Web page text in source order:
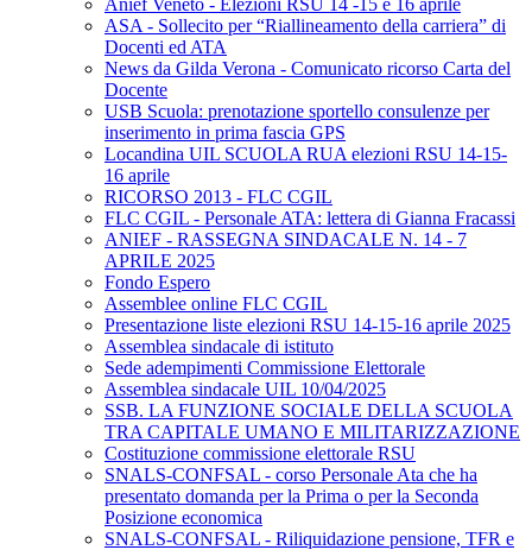
Anief Veneto - Elezioni RSU 14 -15 e 16 aprile
ASA - Sollecito per “Riallineamento della carriera” di
Docenti ed ATA
News da Gilda Verona - Comunicato ricorso Carta del
Docente
USB Scuola: prenotazione sportello consulenze per
inserimento in prima fascia GPS
Locandina UIL SCUOLA RUA elezioni RSU 14-15-
16 aprile
RICORSO 2013 - FLC CGIL
FLC CGIL - Personale ATA: lettera di Gianna Fracassi
ANIEF - RASSEGNA SINDACALE N. 14 - 7
APRILE 2025
Fondo Espero
Assemblee online FLC CGIL
Presentazione liste elezioni RSU 14-15-16 aprile 2025
Assemblea sindacale di istituto
Sede adempimenti Commissione Elettorale
Assemblea sindacale UIL 10/04/2025
SSB. LA FUNZIONE SOCIALE DELLA SCUOLA
TRA CAPITALE UMANO E MILITARIZZAZIONE
Costituzione commissione elettorale RSU
SNALS-CONFSAL - corso Personale Ata che ha
presentato domanda per la Prima o per la Seconda
Posizione economica
SNALS-CONFSAL - Riliquidazione pensione, TFR e